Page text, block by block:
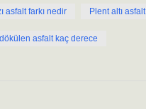
asfalt farkı nedir Plent altı
asfalt kaç derece